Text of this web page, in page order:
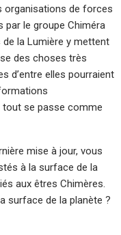
organisations de forces
par le groupe Chiméra
la Lumière y mettent
des choses très
d’entre elles pourraient
tout se passe comme
mise à jour, vous
à la surface de la
aux êtres Chimères.
surface de la planète ?